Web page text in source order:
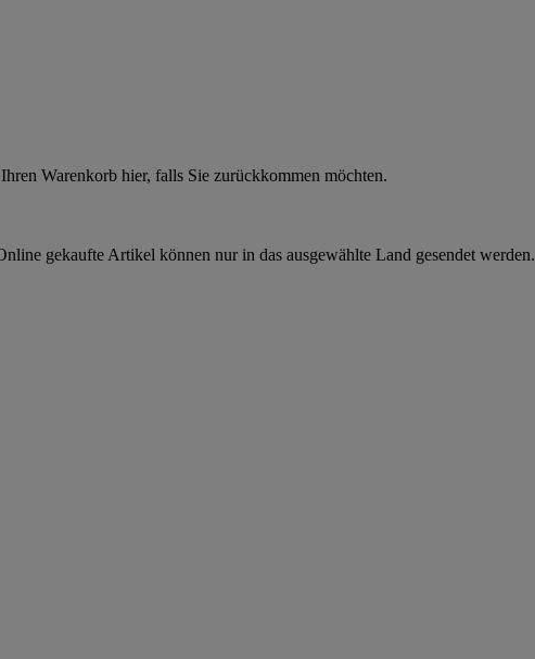
Warenkorb hier, falls Sie zurückkommen möchten.
gekaufte Artikel können nur in das ausgewählte Land gesendet werden.